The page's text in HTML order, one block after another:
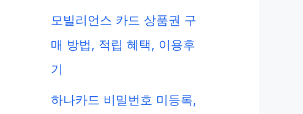
모빌리언스 카드 상품권 구
매 방법, 적립 혜택, 이용후
기
하나카드 비밀번호 미등록,